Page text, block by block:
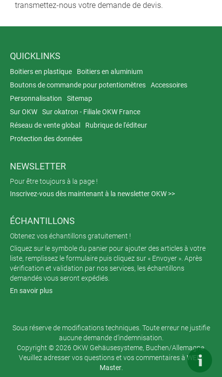
transmettez-nous votre demande de devis.
QUICKLINKS
Boitiers en plastique
Boitiers en aluminium
Boutons de commande pour potentiomètres
Accessoires
Personnalisation
Sitemap
Sur OKW
Sur okatron - Filiale OKW France
Réseau de vente global
Rubrique de l'éditeur
Protection des données
NEWSLETTER
Pour être toujours à la page !
Inscrivez-vous dès maintenant à la newsletter OKW >>
ÉCHANTILLONS
Obtenez vos échantillons gratuitement !
Cliquez sur le symbole du panier pour ajouter des articles à votre
liste, remplissez le formulaire puis cliquez sur « Envoyer ». Après
vérification et validation par nos services, les échantillons
demandés vous seront expédiés.
En savoir plus
Sous réserve de modifications techniques. Toute erreur ne justifie
aucune demande d’indemnisation.
Copyright © 2026 OKW Gehäusesysteme, Buchen/Allemagne.
Veuillez adresser vos questions et vos commentaires à WEB-
Master.